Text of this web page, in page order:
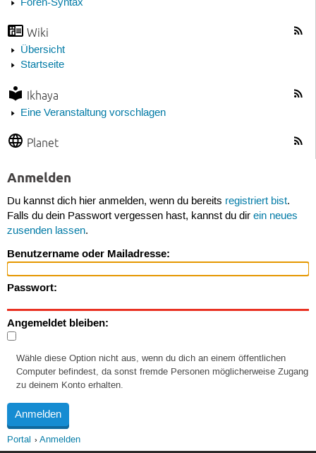
Foren-Syntax
Wiki
Übersicht
Startseite
Ikhaya
Eine Veranstaltung vorschlagen
Planet
Anmelden
Du kannst dich hier anmelden, wenn du bereits registriert bist.
Falls du dein Passwort vergessen hast, kannst du dir ein neues
zusenden lassen.
Benutzername oder Mailadresse:
Passwort:
Angemeldet bleiben:
Wähle diese Option nicht aus, wenn du dich an einem öffentlichen
Computer befindest, da sonst fremde Personen möglicherweise Zugang
zu deinem Konto erhalten.
Portal Anmelden